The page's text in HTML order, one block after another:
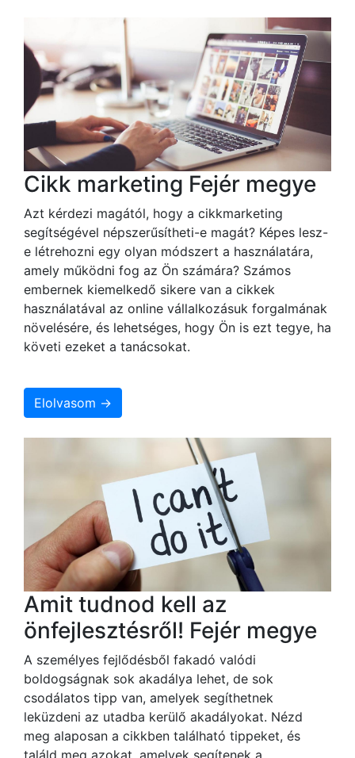
Cikk marketing Fejér megye
Azt kérdezi magától, hogy a cikkmarketing
segítségével népszerűsítheti-e magát? Képes lesz-
e létrehozni egy olyan módszert a használatára,
amely működni fog az Ön számára? Számos
embernek kiemelkedő sikere van a cikkek
használatával az online vállalkozásuk forgalmának
növelésére, és lehetséges, hogy Ön is ezt tegye, ha
követi ezeket a tanácsokat.
Elolvasom →
Amit tudnod kell az
önfejlesztésről! Fejér megye
A személyes fejlődésből fakadó valódi
boldogságnak sok akadálya lehet, de sok
csodálatos tipp van, amelyek segíthetnek
leküzdeni az utadba kerülő akadályokat. Nézd
meg alaposan a cikkben található tippeket, és
találd meg azokat, amelyek segítenek a